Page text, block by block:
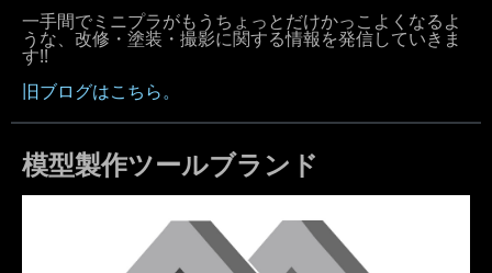
一手間でミニプラがもうちょっとだけかっこよくなるよ
うな、改修・塗装・撮影に関する情報を発信していきま
す!!
旧ブログはこちら。
模型製作ツールブランド